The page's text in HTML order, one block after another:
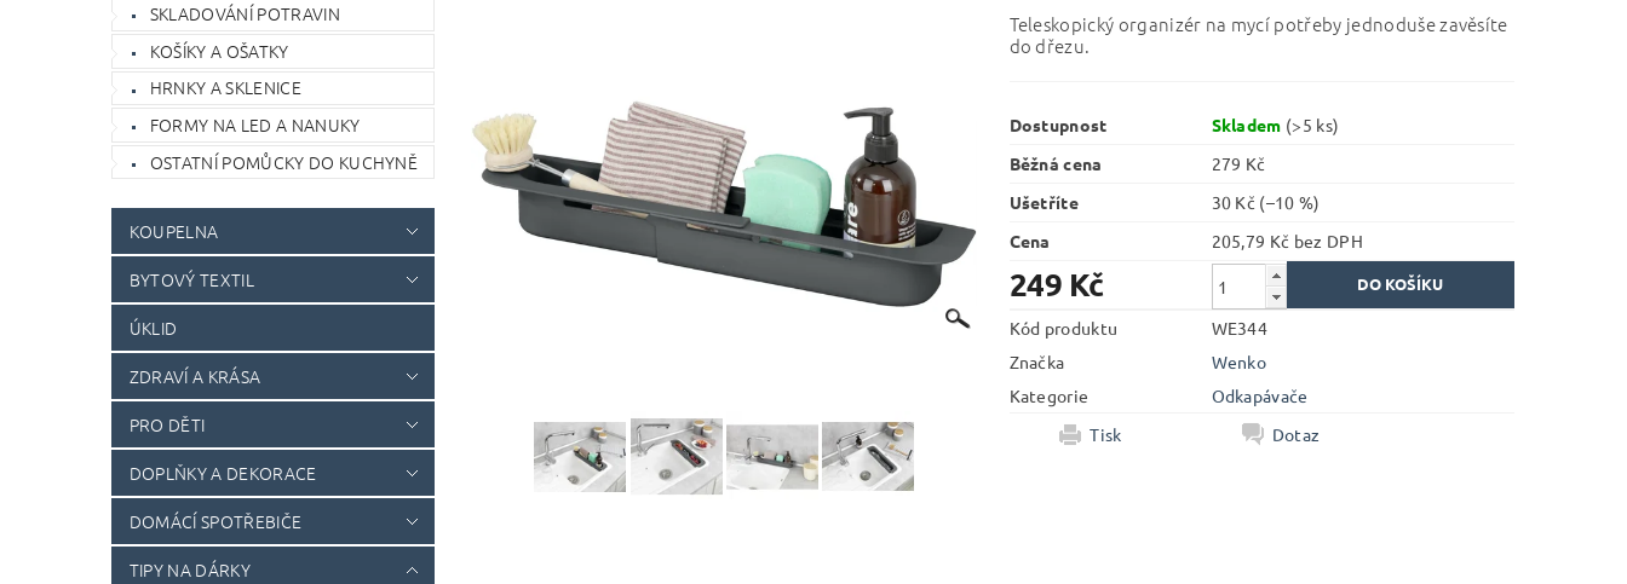
SKLADOVÁNÍ POTRAVIN
KOŠÍKY A OŠATKY
HRNKY A SKLENICE
FORMY NA LED A NANUKY
OSTATNÍ POMŮCKY DO KUCHYNĚ
KOUPELNA
BYTOVÝ TEXTIL
ÚKLID
ZDRAVÍ A KRÁSA
PRO DĚTI
DOPLŇKY A DEKORACE
DOMÁCÍ SPOTŘEBIČE
TIPY NA DÁRKY
Teleskopický organizér na mycí potřeby jednoduše zavěsíte
do dřezu.
Dostupnost Skladem (>5 ks)
Běžná cena
279 Kč
Ušetříte
30 Kč (–10 %)
Cena
205,79 Kč bez DPH
249 Kč
Kód produktu
WE344
Značka
Wenko
Kategorie
Odkapávače
Tisk
Dotaz